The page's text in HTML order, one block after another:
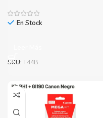
En Stock
SKU: T44B